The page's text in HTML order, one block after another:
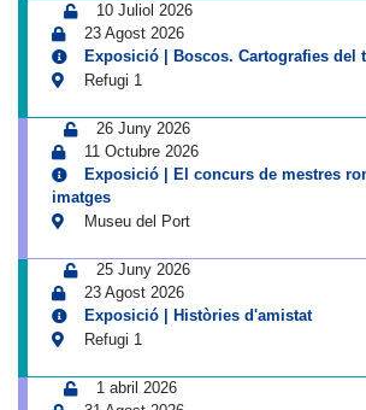
10 Juliol 2026
23 Agost 2026
Exposició | Boscos. Cartografies del
Refugi 1
26 Juny 2026
11 Octubre 2026
Exposició | El concurs de mestres
imatges
Museu del Port
25 Juny 2026
23 Agost 2026
Exposició | Històries d'amistat
Refugi 1
1 abril 2026